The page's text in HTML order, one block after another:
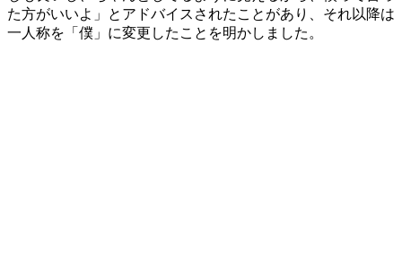
た方がいいよ」とアドバイスされたことがあり、それ以降は
一人称を「僕」に変更したことを明かしました。